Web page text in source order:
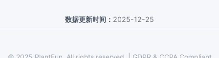
数据更新时间： 2025-12-25